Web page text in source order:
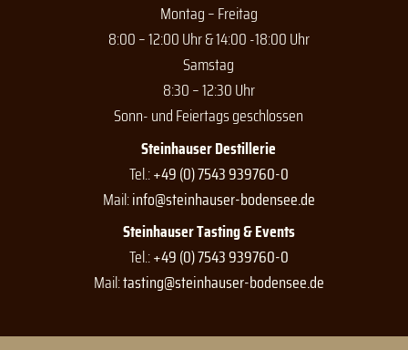
Montag – Freitag
8:00 – 12:00 Uhr & 14:00 -18:00 Uhr
Samstag
8:30 – 12:30 Uhr
Sonn- und Feiertags geschlossen
Steinhauser Destillerie
Tel.:+49 (0) 7543 939760-0
Mail:info@steinhauser-bodensee.de
Steinhauser Tasting & Events
Tel.:+49 (0) 7543 939760-0
Mail:tasting@steinhauser-bodensee.de